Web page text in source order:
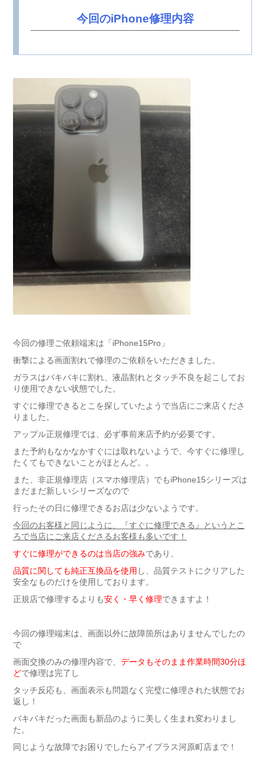
今回のiPhone修理内容
今回の修理ご依頼端末は「iPhone15Pro」
衝撃による画面割れで修理のご依頼をいただきました。
ガラスはバキバキに割れ、液晶割れとタッチ不良を起こしてお
り使用できない状態でした。
すぐに修理できるとこを探していたようで当店にご来店くださ
りました。
アップル正規修理では、必ず事前来店予約が必要です。
また予約もなかなかすぐには取れないようで、今すぐに修理し
たくてもできないことがほとんど。。
また、非正規修理店（スマホ修理店）でもiPhone15シリーズは
まだまだ新しいシリーズなので
行ったその日に修理できるお店は少ないようです。
今回のお客様と同じように、『すぐに修理できる』というとこ
ろで当店にご来店くださるお客様も多いです！
すぐに修理ができるのは当店の強みであり、
品質に関しても純正互換品を使用 し、品質テストにクリアした
安全なものだけを使用しております。
正規店で修理するよりも安く・早く修理できますよ！
今回の修理端末は、画面以外に故障箇所はありませんでしたの
で
画面交換のみの修理内容で、 データもそのまま作業時間30分ほ
どで修理は完了し
タッチ反応も、画面表示も問題なく完璧に修理された状態でお
返し！
バキバキだった画面も新品のように美しく生まれ変わりまし
た。
同じような故障でお困りでしたらアイプラス河原町店まで！